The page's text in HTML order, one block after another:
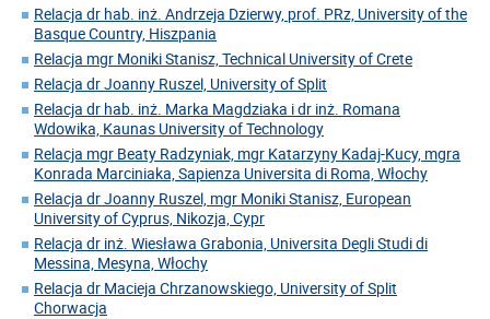
Relacja dr hab. inż. Andrzeja Dzierwy, prof. PRz, University of the
Basque Country, Hiszpania
Relacja mgr Moniki Stanisz, Technical University of Crete
Relacja dr Joanny Ruszel, University of Split
Relacja dr hab. inż. Marka Magdziaka i dr inż. Romana
Wdowika, Kaunas University of Technology
Relacja mgr Beaty Radzyniak, mgr Katarzyny Kadaj-Kucy, mgra
Konrada Marciniaka, Sapienza Universita di Roma, Włochy
Relacja dr Joanny Ruszel, mgr Moniki Stanisz, European
University of Cyprus, Nikozja, Cypr
Relacja dr inż. Wiesława Grabonia, Universita Degli Studi di
Messina, Mesyna, Włochy
Relacja dr Macieja Chrzanowskiego, University of Split
Chorwacja